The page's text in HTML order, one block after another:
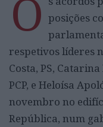
O posições
respetivos líderes
Costa, PS,
PCP, e Heloísa
novembro no
República, num